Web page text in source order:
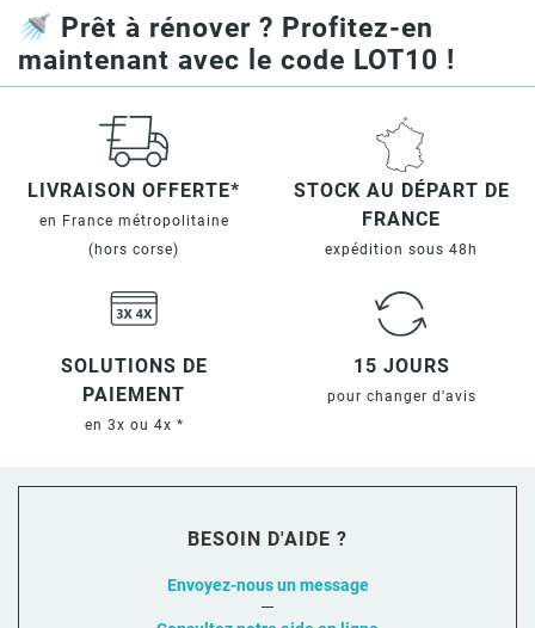
🚿 Prêt à rénover ? Profitez-en
maintenant avec le code LOT10 !
LIVRAISON OFFERTE*
en France métropolitaine
(hors corse)
STOCK AU DÉPART DE
FRANCE
expédition sous 48h
SOLUTIONS DE
PAIEMENT
en 3x ou 4x *
15 JOURS
pour changer d'avis
BESOIN D'AIDE ?
Envoyez-nous un message